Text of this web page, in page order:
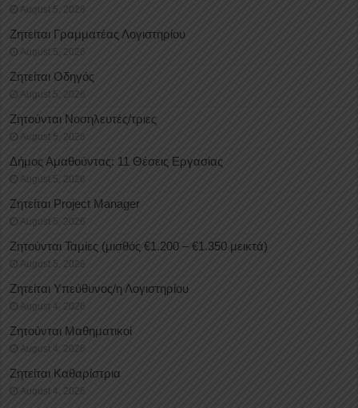
August 5, 2026
Ζητείται Γραμματέας Λογιστηρίου
August 5, 2026
Ζητείται Οδηγός
August 5, 2026
Ζητούνται Νοσηλευτές/τριες
August 5, 2026
Δήμος Αμαθούντας: 11 Θέσεις Εργασίας
August 5, 2026
Ζητείται Project Manager
August 5, 2026
Ζητούνται Ταμίες (μισθός €1.200 – €1.350 μεικτά)
August 5, 2026
Ζητείται Υπεύθυνος/η Λογιστηρίου
August 4, 2026
Ζητούνται Μαθηματικοί
August 4, 2026
Ζητείται Καθαρίστρια
August 4, 2026